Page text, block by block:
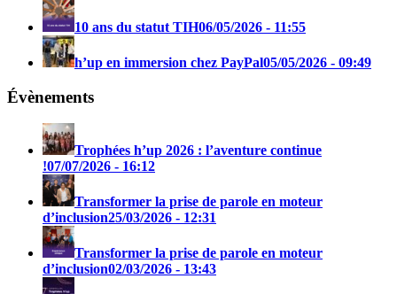
10 ans du statut TIH06/05/2026 - 11:55
h’up en immersion chez PayPal05/05/2026 - 09:49
Évènements
Trophées h’up 2026 : l’aventure continue
!07/07/2026 - 16:12
Transformer la prise de parole en moteur
d’inclusion25/03/2026 - 12:31
Transformer la prise de parole en moteur
d’inclusion02/03/2026 - 13:43